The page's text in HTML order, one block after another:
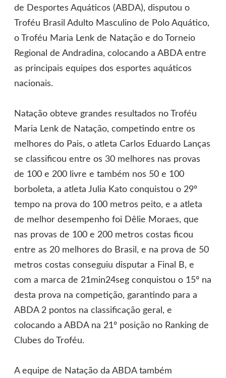
de Desportes Aquáticos (ABDA), disputou o
Troféu Brasil Adulto Masculino de Polo Aquático,
o Troféu Maria Lenk de Natação e do Torneio
Regional de Andradina, colocando a ABDA entre
as principais equipes dos esportes aquáticos
nacionais.
Natação obteve grandes resultados no Troféu
Maria Lenk de Natação, competindo entre os
melhores do Pais, o atleta Carlos Eduardo Lanças
se classificou entre os 30 melhores nas provas
de 100 e 200 livre e também nos 50 e 100
borboleta, a atleta Julia Kato conquistou o 29º
tempo na prova do 100 metros peito, e a atleta
de melhor desempenho foi Dêlie Moraes, que
nas provas de 100 e 200 metros costas ficou
entre as 20 melhores do Brasil, e na prova de 50
metros costas conseguiu disputar a Final B, e
com a marca de 21min24seg conquistou o 15º na
desta prova na competição, garantindo para a
ABDA 2 pontos na classificação geral, e
colocando a ABDA na 21º posição no Ranking de
Clubes do Troféu.
A equipe de Natação da ABDA também